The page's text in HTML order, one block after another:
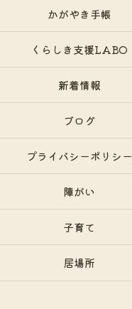
かがやき手帳
くらしき支援LABO
新着情報
ブログ
プライバシーポリシー
障がい
子育て
居場所